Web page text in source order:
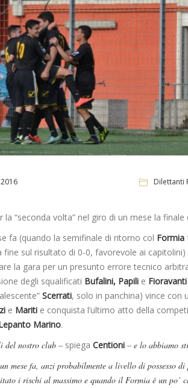
Dilettanti
la “seconda volta” nel giro di un mese la finale
fa (quando la semifinale di ritorno col Formia
sul risultato di 0-0, favorevole ai
la gara per un presunto errore tecnico
degli squalificati Bufalini, Papili e Fioravanti
Scerrati, solo in panchina) vince
e Mariti e conquista l’ultimo atto della
Marino.
del nostro club – spiega Centioni – e lo abbiamo
mese fa, anzi probabilmente a livello di possesso
i rischi al massimo e quando il Formia è un po’